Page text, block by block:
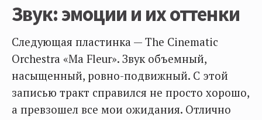
Звук: эмоции и их оттенки
Следующая пластинка — The Cinematic
Orchestra «Ma Fleur». Звук объемный,
насыщенный, ровно-подвижный. С этой
записью тракт справился не просто хорошо,
а превзошел все мои ожидания. Отлично